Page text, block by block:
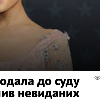
до суду
невиданих